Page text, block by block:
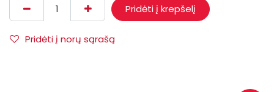
Pridėti į krepšelį
Pridėti į norų sąrašą